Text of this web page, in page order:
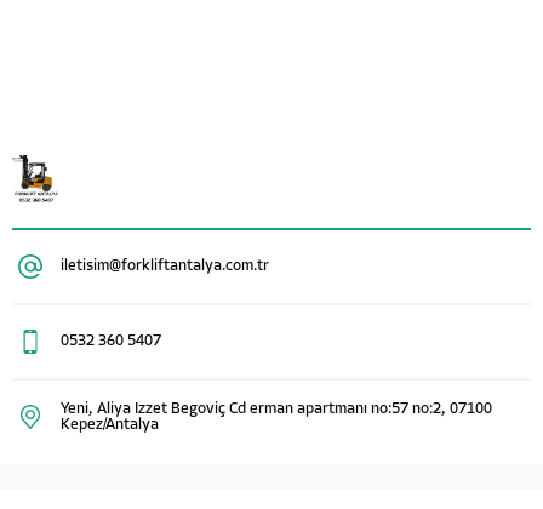
iletisim@forkliftantalya.com.tr
0532 360 5407
Yeni, Aliya Izzet Begoviç Cd erman apartmanı no:57 no:2, 07100
Kepez/Antalya